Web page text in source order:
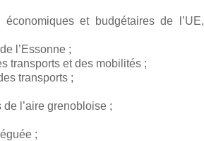
et budgétaires de l’UE,
l’Essonne ;
transports et des mobilités ;
transports ;
l’aire grenobloise ;
;